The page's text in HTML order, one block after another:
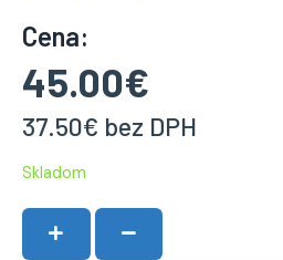
Cena:
45.00€
37.50€ bez DPH
Skladom